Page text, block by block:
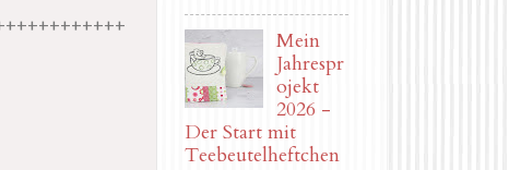
Mein
Jahrespr
ojekt
2026 -
Der Start mit
Teebeutelheftchen